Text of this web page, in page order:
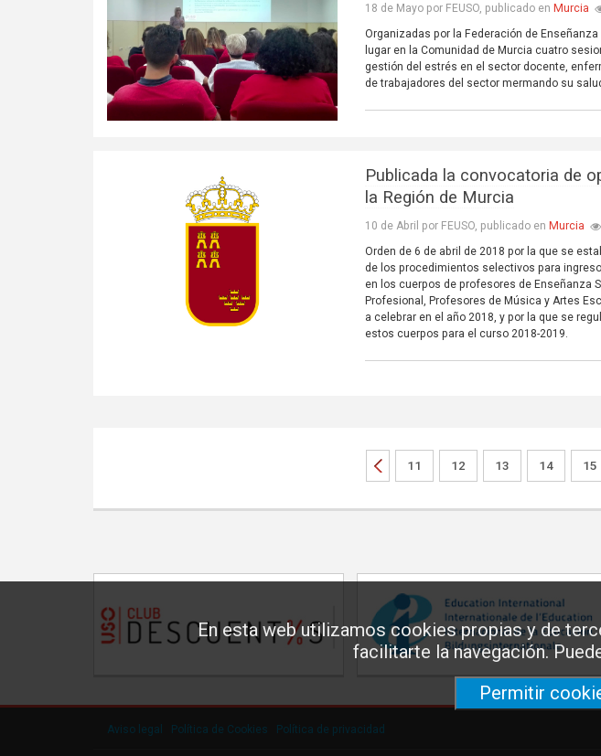
En esta web utilizamos cookies propias y de
facilitarte la navegación.
Permitir
18 de Mayo por FEUSO, publicado en Murcia
Organizadas por la Federación de
lugar en la Comunidad de Murcia cuatro
gestión del estrés en el sector docente,
de trabajadores del sector mermando su
Publicada la convocatoria de
la Región de Murcia
10 de Abril por FEUSO, publicado en Murcia
Orden de 6 de abril de 2018 por la que se
de los procedimientos selectivos para
en los cuerpos de profesores de Enseñanza
Profesional, Profesores de Música y Artes
a celebrar en el año 2018, y por la que se
estos cuerpos para el curso 2018-2019.
11 12 13 14 15
Aviso legal Política de Cookies Política de privacidad